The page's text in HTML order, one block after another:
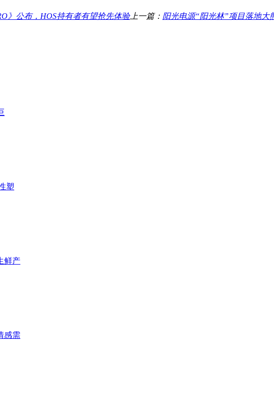
》公布，HOS持有者有望抢先体验上一篇： 阳光电源“阳光林”项目落地大
塑
鲜产
感需